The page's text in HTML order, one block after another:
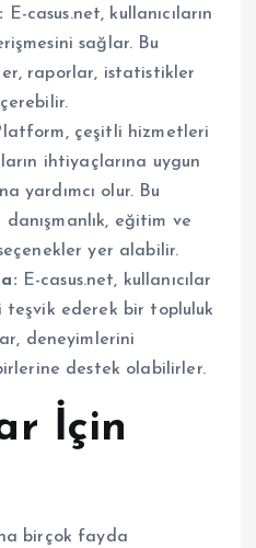
E-casus.net, kullanıcıların
sağlar. Bu
raporlar, istatistikler
çeşitli hizmetleri
ihtiyaçlarına uygun
yardımcı olur. Bu
eğitim ve
yer alabilir.
E-casus.net, kullanıcılar
teşvik ederek bir topluluk
deneyimlerini
destek olabilirler.
İçin
birçok fayda